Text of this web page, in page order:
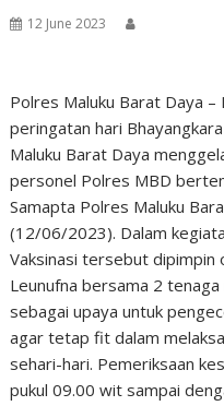
12 June 2023
Polres Maluku Barat Daya
peringatan hari
Maluku Barat Daya
personel Polres MBD
Samapta Polres Maluku
(12/06/2023). Dalam
Vaksinasi tersebut dipimpin
Leunufna bersama 2
sebagai upaya untuk
agar tetap fit dalam
sehari-hari. Pemeriksaan
pukul 09.00 wit sampai